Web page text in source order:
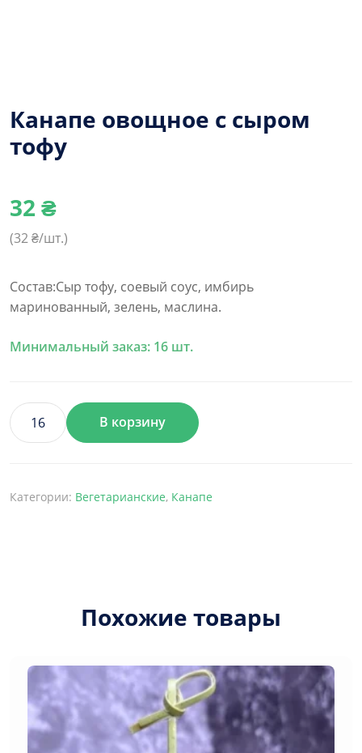
Канапе овощное с сыром
тофу
32 ₴
(32₴/шт.)
Состав:Сыр тофу, соевый соус, имбирь
маринованный, зелень, маслина.
Минимальный заказ: 16 шт.
Количество
овочеве
В корзину
Категории: Вегетарианские, Канапе
Похожие товары